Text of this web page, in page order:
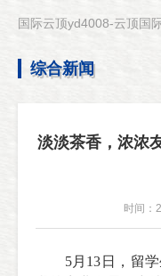
国际云顶yd4008-云顶国
综合新闻
淡淡茶香，浓浓
时间：
5月 13 日，留